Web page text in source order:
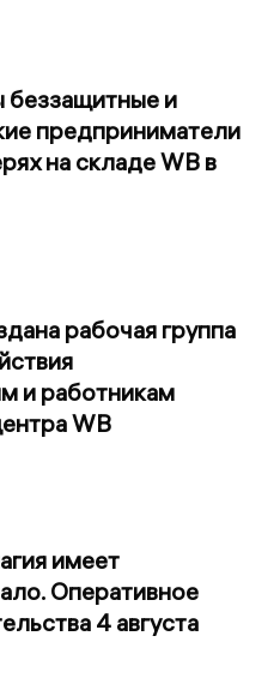
беззащитные и
предприниматели
на складе WB в
рабочая группа
и работникам
WB
имеет
Оперативное
4 августа